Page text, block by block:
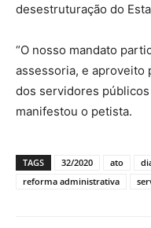
desestruturação do
“O nosso mandato
assessoria, e aproveito
dos servidores
manifestou o petista.
TAGS 32/2020 ato
reforma administrativa